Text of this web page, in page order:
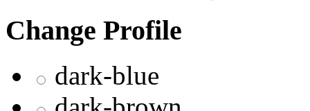
Change Profile
dark-blue